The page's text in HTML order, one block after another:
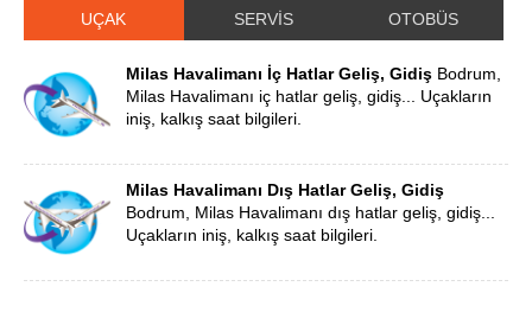
UÇAK SERVİS OTOBÜS
Milas Havalimanı İç Hatlar Geliş, Gidiş Bodrum,
Milas Havalimanı iç hatlar geliş, gidiş... Uçakların
iniş, kalkış saat bilgileri.
Milas Havalimanı Dış Hatlar Geliş, Gidiş
Bodrum, Milas Havalimanı dış hatlar geliş, gidiş...
Uçakların iniş, kalkış saat bilgileri.